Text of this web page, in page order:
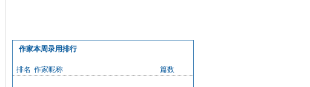
作家本周录用排行
篇数
排名 作家昵称